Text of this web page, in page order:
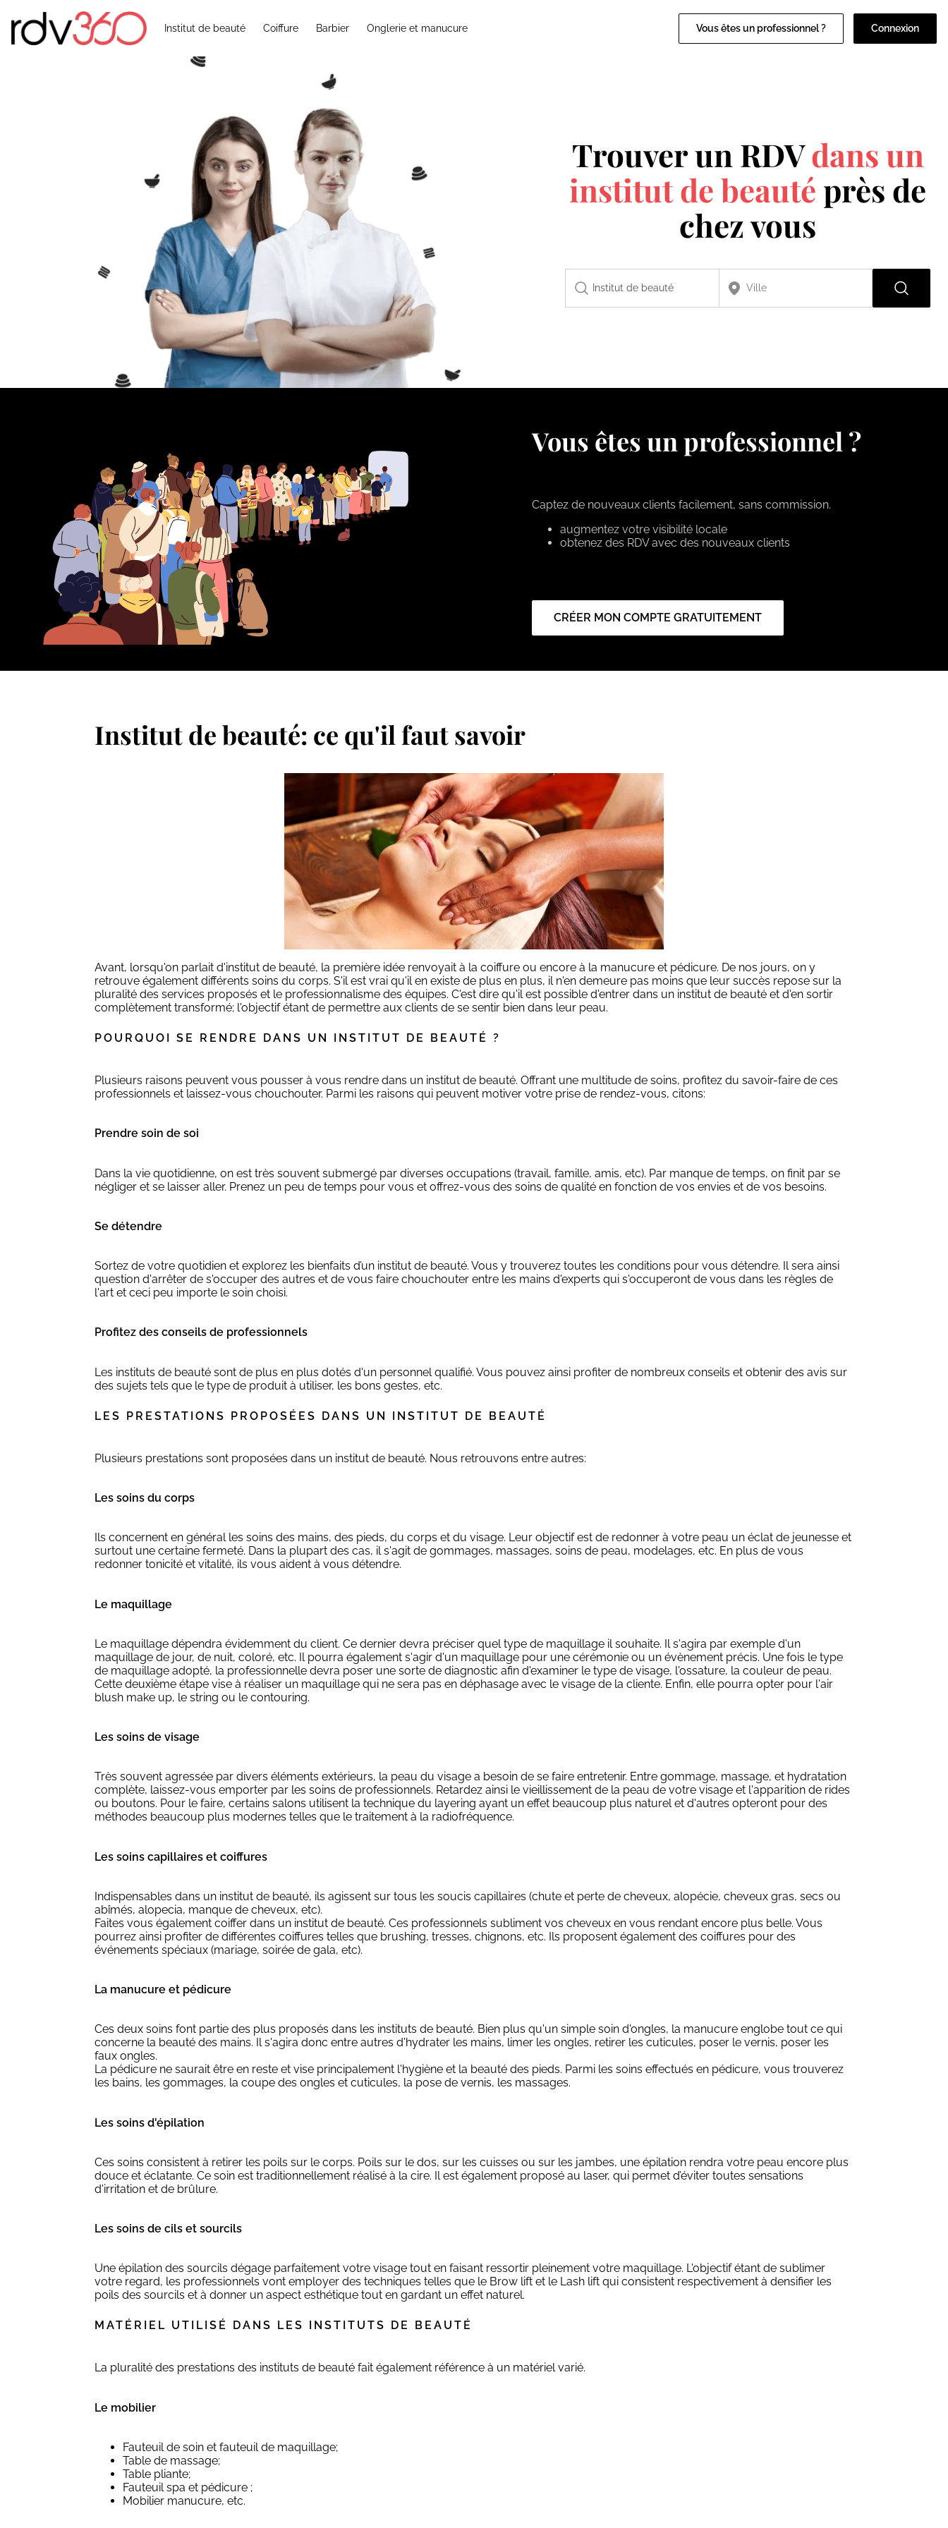
Institut de beauté Coiffure Barbier Onglerie et manucure Vous êtes un professionnel ? Connexion
Trouver un RDVdans un
institut de beauté près de
chez vous
Vous êtes un professionnel ?
Captez de nouveaux clients facilement, sans commission.
augmentez votre visibilité locale
obtenez des RDV avec des nouveaux clients
CRÉER MON COMPTE GRATUITEMENT
Institut de beauté: ce qu'il faut savoir
Avant, lorsqu'on parlait d'institut de beauté, la première idée renvoyait à la coiffure ou encore à la manucure et pédicure. De nos jours, on y
retrouve également différents soins du corps. S'il est vrai qu'il en existe de plus en plus, il n'en demeure pas moins que leur succès repose sur la
pluralité des services proposés et le professionnalisme des équipes. C'est dire qu'il est possible d'entrer dans un institut de beauté et d'en sortir
complètement transformé; l'objectif étant de permettre aux clients de se sentir bien dans leur peau.
POURQUOI SE RENDRE DANS UN INSTITUT DE BEAUTÉ ?
Plusieurs raisons peuvent vous pousser à vous rendre dans un institut de beauté. Offrant une multitude de soins, profitez du savoir-faire de ces
professionnels et laissez-vous chouchouter. Parmi les raisons qui peuvent motiver votre prise de rendez-vous, citons:
Prendre soin de soi
Dans la vie quotidienne, on est très souvent submergé par diverses occupations (travail, famille, amis, etc). Par manque de temps, on finit par se
négliger et se laisser aller. Prenez un peu de temps pour vous et offrez-vous des soins de qualité en fonction de vos envies et de vos besoins.
Se détendre
Sortez de votre quotidien et explorez les bienfaits d’un institut de beauté. Vous y trouverez toutes les conditions pour vous détendre. Il sera ainsi
question d'arrêter de s'occuper des autres et de vous faire chouchouter entre les mains d'experts qui s'occuperont de vous dans les règles de
l'art et ceci peu importe le soin choisi.
Profitez des conseils de professionnels
Les instituts de beauté sont de plus en plus dotés d'un personnel qualifié. Vous pouvez ainsi profiter de nombreux conseils et obtenir des avis sur
des sujets tels que le type de produit à utiliser, les bons gestes, etc.
LES PRESTATIONS PROPOSÉES DANS UN INSTITUT DE BEAUTÉ
Plusieurs prestations sont proposées dans un institut de beauté. Nous retrouvons entre autres:
Les soins du corps
Ils concernent en général les soins des mains, des pieds, du corps et du visage. Leur objectif est de redonner à votre peau un éclat de jeunesse et
surtout une certaine fermeté. Dans la plupart des cas, il s'agit de gommages, massages, soins de peau, modelages, etc. En plus de vous
redonner tonicité et vitalité, ils vous aident à vous détendre.
Le maquillage
Le maquillage dépendra évidemment du client. Ce dernier devra préciser quel type de maquillage il souhaite. Il s'agira par exemple d'un
maquillage de jour, de nuit, coloré, etc. Il pourra également s'agir d'un maquillage pour une cérémonie ou un évènement précis. Une fois le type
de maquillage adopté, la professionnelle devra poser une sorte de diagnostic afin d'examiner le type de visage, l'ossature, la couleur de peau.
Cette deuxième étape vise à réaliser un maquillage qui ne sera pas en déphasage avec le visage de la cliente. Enfin, elle pourra opter pour l'air
blush make up, le string ou le contouring.
Les soins de visage
Très souvent agressée par divers éléments extérieurs, la peau du visage a besoin de se faire entretenir. Entre gommage, massage, et hydratation
complète, laissez-vous emporter par les soins de professionnels. Retardez ainsi le vieillissement de la peau de votre visage et l'apparition de rides
ou boutons. Pour le faire, certains salons utilisent la technique du layering ayant un effet beaucoup plus naturel et d'autres opteront pour des
méthodes beaucoup plus modernes telles que le traitement à la radiofréquence.
Les soins capillaires et coiffures
Indispensables dans un institut de beauté, ils agissent sur tous les soucis capillaires (chute et perte de cheveux, alopécie, cheveux gras, secs ou
abîmés, alopecia, manque de cheveux, etc).
Faites vous également coiffer dans un institut de beauté. Ces professionnels subliment vos cheveux en vous rendant encore plus belle. Vous
pourrez ainsi profiter de différentes coiffures telles que brushing, tresses, chignons, etc. Ils proposent également des coiffures pour des
événements spéciaux (mariage, soirée de gala, etc).
La manucure et pédicure
Ces deux soins font partie des plus proposés dans les instituts de beauté. Bien plus qu'un simple soin d'ongles, la manucure englobe tout ce qui
concerne la beauté des mains. Il s'agira donc entre autres d'hydrater les mains, limer les ongles, retirer les cuticules, poser le vernis, poser les
faux ongles.
La pédicure ne saurait être en reste et vise principalement l'hygiène et la beauté des pieds. Parmi les soins effectués en pédicure, vous trouverez
les bains, les gommages, la coupe des ongles et cuticules, la pose de vernis, les massages.
Les soins d'épilation
Ces soins consistent à retirer les poils sur le corps. Poils sur le dos, sur les cuisses ou sur les jambes, une épilation rendra votre peau encore plus
douce et éclatante. Ce soin est traditionnellement réalisé à la cire. Il est également proposé au laser, qui permet d’éviter toutes sensations
d'irritation et de brûlure.
Les soins de cils et sourcils
Une épilation des sourcils dégage parfaitement votre visage tout en faisant ressortir pleinement votre maquillage. L'objectif étant de sublimer
votre regard, les professionnels vont employer des techniques telles que le Brow lift et le Lash lift qui consistent respectivement à densifier les
poils des sourcils et à donner un aspect esthétique tout en gardant un effet naturel.
MATÉRIEL UTILISÉ DANS LES INSTITUTS DE BEAUTÉ
La pluralité des prestations des instituts de beauté fait également référence à un matériel varié.
Le mobilier
Fauteuil de soin et fauteuil de maquillage;
Table de massage;
Table pliante;
Fauteuil spa et pédicure ;
Mobilier manucure, etc.